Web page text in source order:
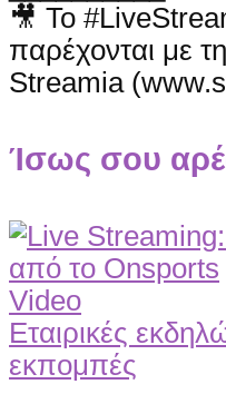
🎥 Το
παρέχονται με
Streamia
Ίσως σου
Video
Εταιρικές
εκπομπές